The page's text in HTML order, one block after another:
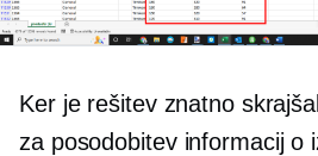
Ker je rešitev znatno
za posodobitev informacij o